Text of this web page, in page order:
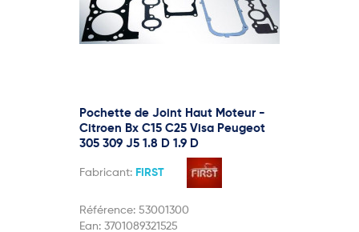
Pochette de Joint Haut Moteur -
Citroen Bx C15 C25 Visa Peugeot
305 309 J5 1.8 D 1.9 D
Fabricant: FIRST
Référence: 53001300
Ean: 3701089321525